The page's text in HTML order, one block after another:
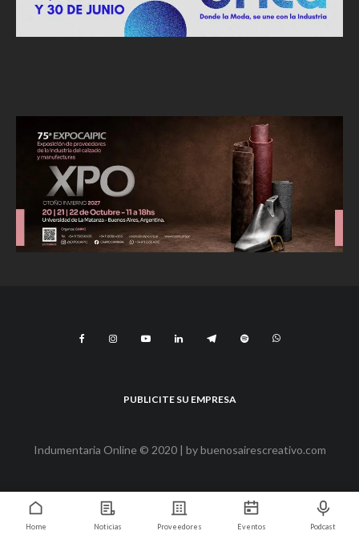
PUBLICITE SU EMPRESA
Indumentaria Online © 2020 | bybuenosairescreativo.com
Home Noticias Proveedores Eventos Podcast